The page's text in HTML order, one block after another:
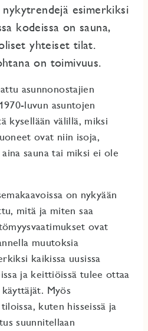
esimerkiksi
kodeissa on sauna,
yhteiset tilat.
on toimivuus.
asunnonostajien
luvun asuntojen
kysellään välillä, miksi
ovat niin isoja,
sauna tai miksi ei ole
on nykyään
mitä ja miten saa
ovat
muutoksia
kaikissa uusissa
ja keittiöissä tulee ottaa
Myös
kuten hisseissä ja
suunnitellaan